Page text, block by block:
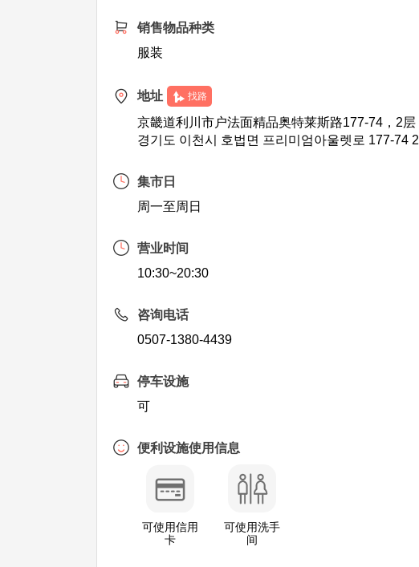
销售物品种类
服装
地址 找路
京畿道利川市户法面精品奥特莱斯路177-74，2层
경기도 이천시 호법면 프리미엄아울렛로 177-74
集市日
周一至周日
营业时间
10:30~20:30
咨询电话
0507-1380-4439
停车设施
可
便利设施使用信息
可使用信用
卡
可使用洗手
间